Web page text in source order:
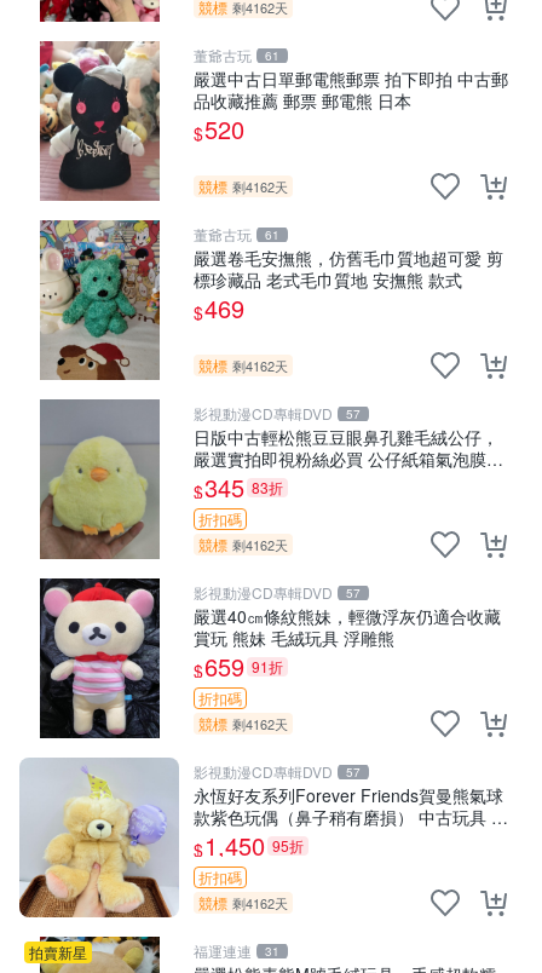
競標 剩4162天
董爺古玩 61
嚴選中古日單郵電熊郵票 拍下即拍 中古郵
品收藏推薦 郵票 郵電熊 日本
$520
競標 剩4162天
董爺古玩 61
嚴選卷毛安撫熊，仿舊毛巾質地超可愛 剪
標珍藏品 老式毛巾質地 安撫熊 款式
$469
競標 剩4162天
影視動漫CD專輯DVD 57
日版中古輕松熊豆豆眼鼻孔雞毛絨公仔，
嚴選實拍即視粉絲必買 公仔紙箱氣泡膜精
心包裝快速發貨 輕松熊 公仔 雞毛絨
$345 83折
折扣碼
競標 剩4162天
影視動漫CD專輯DVD 57
嚴選40㎝條紋熊妹，輕微浮灰仍適合收藏
賞玩 熊妹 毛絨玩具 浮雕熊
$659 91折
折扣碼
競標 剩4162天
影視動漫CD專輯DVD 57
永恆好友系列Forever Friends賀曼熊氣球
款紫色玩偶（鼻子稍有磨損） 中古玩具 氣
球熊 玩偶
$1,450 95折
折扣碼
競標 剩4162天
拍賣新星 福運連連 31